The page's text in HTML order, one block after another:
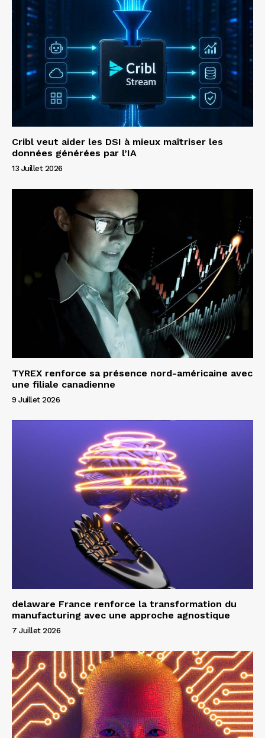
Cribl veut aider les DSI à mieux maîtriser les
données générées par l’IA
13 Juillet 2026
TYREX renforce sa présence nord-américaine avec
une filiale canadienne
9 Juillet 2026
delaware France renforce la transformation du
manufacturing avec une approche agnostique
7 Juillet 2026